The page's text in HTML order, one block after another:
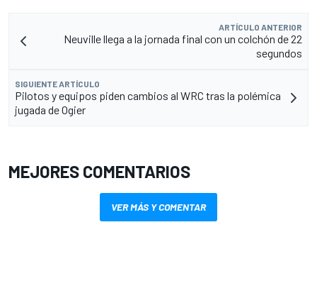
ARTÍCULO ANTERIOR
Neuville llega a la jornada final con un colchón de 22
segundos
SIGUIENTE ARTÍCULO
Pilotos y equipos piden cambios al WRC tras la polémica
jugada de Ogier
MEJORES COMENTARIOS
VER MÁS Y COMENTAR